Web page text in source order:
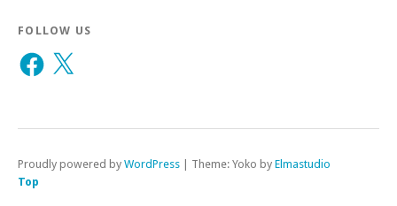
FOLLOW US
Facebook
X
Proudly powered by WordPress Theme: Yoko by Elmastudio
Top